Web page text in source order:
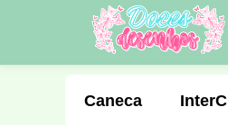
Caneca